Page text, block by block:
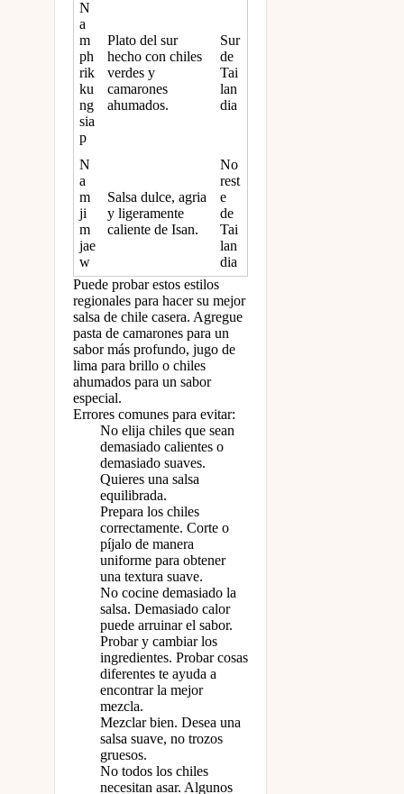
N
a
m
ph
rik
ku
ng
sia
p
Plato del sur
hecho con chiles
verdes y
camarones
ahumados.
Sur
de
Tai
lan
dia
N
a
m
ji
m
jae
w
Salsa dulce, agria
y ligeramente
caliente de Isan.
No
rest
e
de
Tai
lan
dia
Puede probar estos estilos
regionales para hacer su mejor
salsa de chile casera. Agregue
pasta de camarones para un
sabor más profundo, jugo de
lima para brillo o chiles
ahumados para un sabor
especial.
Errores comunes para evitar:
No elija chiles que sean
demasiado calientes o
demasiado suaves.
Quieres una salsa
equilibrada.
Prepara los chiles
correctamente. Corte o
píjalo de manera
uniforme para obtener
una textura suave.
No cocine demasiado la
salsa. Demasiado calor
puede arruinar el sabor.
Probar y cambiar los
ingredientes. Probar cosas
diferentes te ayuda a
encontrar la mejor
mezcla.
Mezclar bien. Desea una
salsa suave, no trozos
gruesos.
No todos los chiles
necesitan asar. Algunos